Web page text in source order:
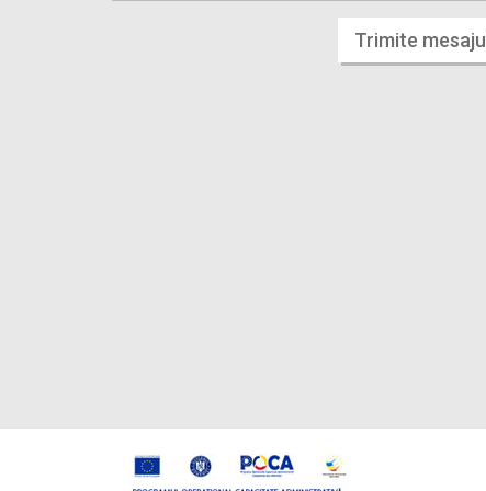
Trimite mesajul